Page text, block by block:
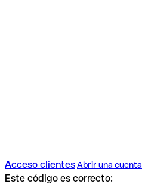
Acceso clientesAbrir una cuenta
Este código es correcto: